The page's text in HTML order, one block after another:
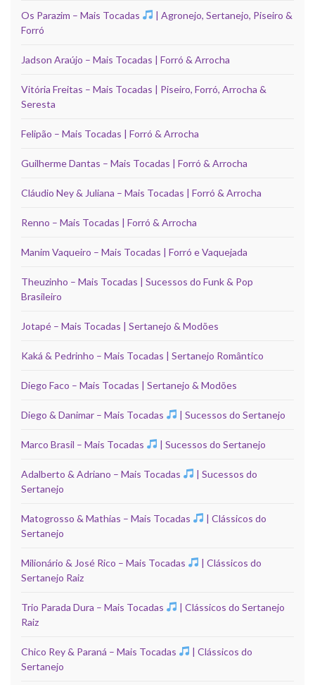
Os Parazim – Mais Tocadas
| Agronejo, Sertanejo, Piseiro &
Forró
Jadson Araújo – Mais Tocadas | Forró & Arrocha
Vitória Freitas – Mais Tocadas | Piseiro, Forró, Arrocha &
Seresta
Felipão – Mais Tocadas | Forró & Arrocha
Guilherme Dantas – Mais Tocadas | Forró & Arrocha
Cláudio Ney & Juliana – Mais Tocadas | Forró & Arrocha
Renno – Mais Tocadas | Forró & Arrocha
Manim Vaqueiro – Mais Tocadas | Forró e Vaquejada
Theuzinho – Mais Tocadas | Sucessos do Funk & Pop
Brasileiro
Jotapé – Mais Tocadas | Sertanejo & Modões
Kaká & Pedrinho – Mais Tocadas | Sertanejo Romântico
Diego Faco – Mais Tocadas | Sertanejo & Modões
Diego & Danimar – Mais Tocadas | Sucessos do Sertanejo
Marco Brasil – Mais Tocadas | Sucessos do Sertanejo
Adalberto & Adriano – Mais Tocadas
| Sucessos do
Sertanejo
Matogrosso & Mathias – Mais Tocadas
| Clássicos do
Sertanejo
Milionário & José Rico – Mais Tocadas
| Clássicos do
Sertanejo Raiz
Trio Parada Dura – Mais Tocadas
| Clássicos do Sertanejo
Raiz
Chico Rey & Paraná – Mais Tocadas
| Clássicos do
Sertanejo